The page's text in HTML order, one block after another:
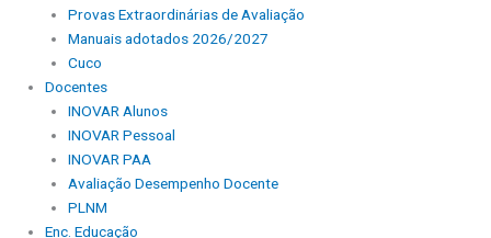
Provas Extraordinárias de Avaliação
Manuais adotados 2026/2027
Cuco
Docentes
INOVAR Alunos
INOVAR Pessoal
INOVAR PAA
Avaliação Desempenho Docente
PLNM
Enc. Educação